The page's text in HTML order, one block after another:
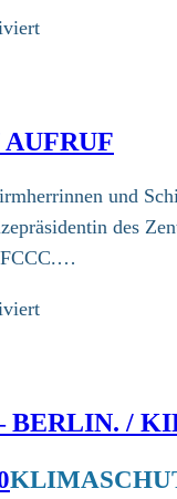
ZdK-
für
AUFRUF
und
des
für
Aufruf
BERLIN. /